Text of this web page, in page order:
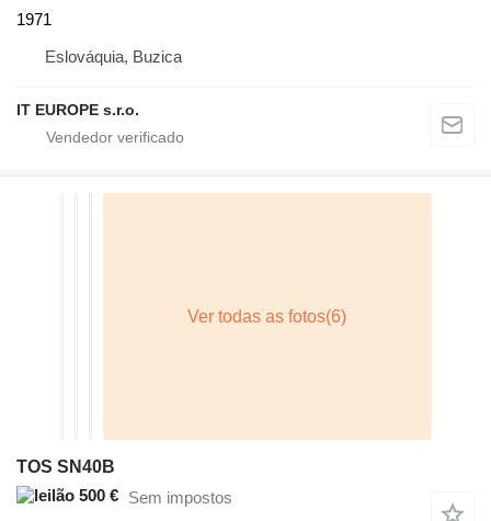
1971
Eslováquia, Buzica
IT EUROPE s.r.o.
TOS SN40B
500 € Sem impostos